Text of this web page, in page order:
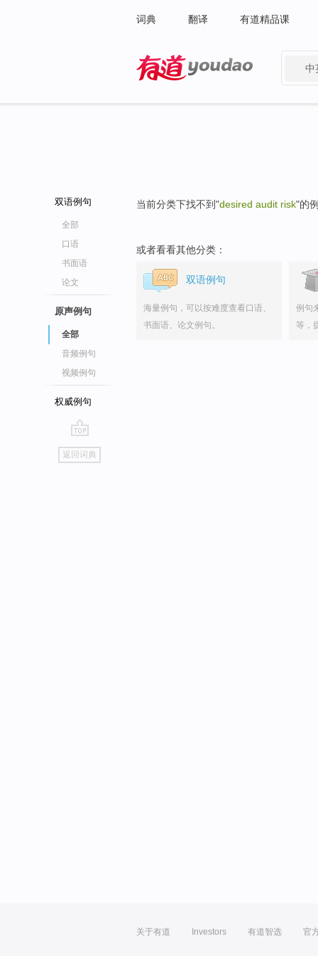
词典 翻译 有道精品课
中
双语例句
全部
口语
书面语
论文
原声例句
全部
音频例句
视频例句
权威例句
go
top
返回词典
当前分类下找不到"desired audit risk"的
或者看看其他分类：
双语例句
海量例句，可以按难度查看口语、
书面语、论文例句。
例句
等，
关于有道 Investors 有道智选 官